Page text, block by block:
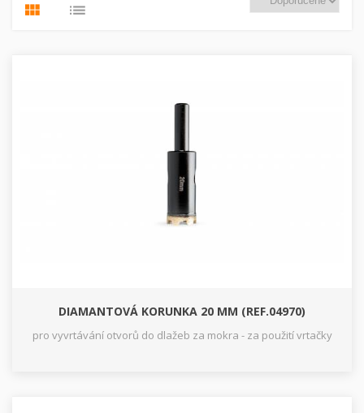
DIAMANTOVÁ KORUNKA 20 MM (REF.04970)
pro vyvrtávání otvorů do dlažeb za mokra - za použití vrtačky